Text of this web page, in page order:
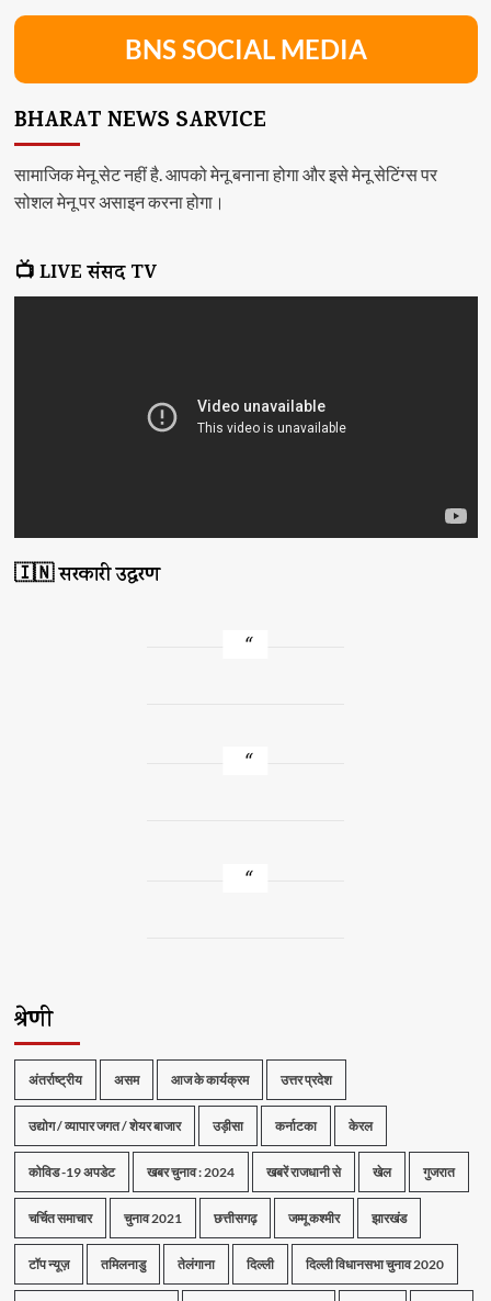
BNS SOCIAL MEDIA
BHARAT NEWS SARVICE
सामाजिक मेनू सेट नहीं है. आपको मेनू बनाना होगा और इसे मेनू सेटिंग्स पर
सोशल मेनू पर असाइन करना होगा।
📺 LIVE संसद TV
🇮🇳 सरकारी उद्धरण
श्रेणी
अंतर्राष्ट्रीय असम आज के कार्यक्रम उत्तर प्रदेश
उद्योग / व्यापार जगत / शेयर बाजार उड़ीसा कर्नाटका केरल
कोविड -19 अपडेट खबर चुनाव : 2024 खबरें राजधानी से खेल गुजरात
चर्चित समाचार चुनाव 2021 छत्तीसगढ़ जम्मू कश्मीर झारखंड
टॉप न्यूज़ तमिलनाडु तेलंगाना दिल्ली दिल्ली विधानसभा चुनाव 2020